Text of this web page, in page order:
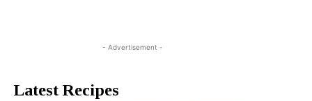
- Advertisement -
Latest Recipes